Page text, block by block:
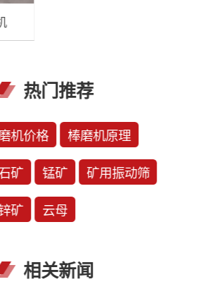
热门推荐
机价格 棒磨机原理
矿 锰矿 矿用振动筛
矿 云母
相关新闻